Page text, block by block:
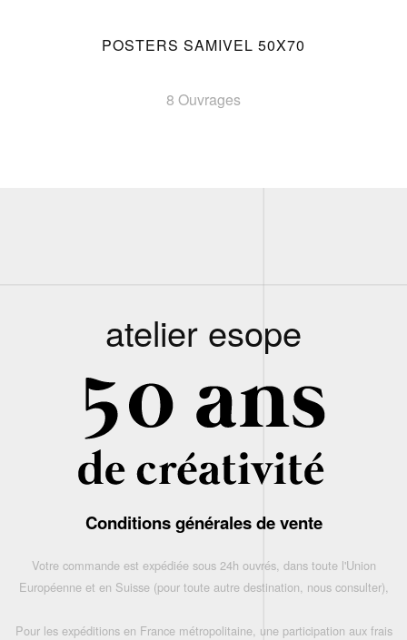
POSTERS SAMIVEL 50X70
8 Ouvrages
atelier esope
Conditions générales de vente
Votre commande est expédiée sous 24h ouvrés, dans toute l'Union
Européenne et en Suisse (pour toute autre destination, nous consulter),
Pour les expéditions en France métropolitaine, une participation aux frais